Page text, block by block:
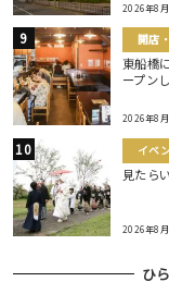
2026年8
開店
東船橋
ープン
2026年8
イベ
見たら
2026年8
ひ